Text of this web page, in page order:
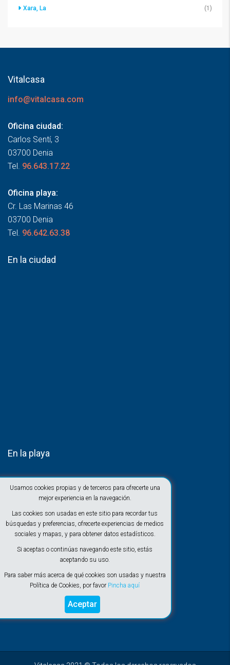
Usamos cookies propias y de terceros para ofrecerte una
mejor experiencia en la navegación.
Las cookies son usadas en este sitio para recordar tus
búsquedas y preferencias, ofrecerte experiencias de medios
sociales y mapas, y para obtener datos estadísticos.
Si aceptas o continúas navegando este sitio, estás
aceptando su uso.
Para saber más acerca de qué cookies son usadas y nuestra
Política de Cookies, por favor Pincha aquí
Aceptar
Xara, La
(1)
Vitalcasa
info@vitalcasa.com
Oficina ciudad:
Carlos Sentí, 3
03700 Denia
Tel. 96.643.17.22
Oficina playa:
Cr. Las Marinas 46
03700 Denia
Tel. 96.642.63.38
En la ciudad
En la playa